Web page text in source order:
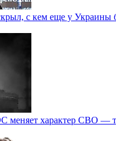
с кем еще у Украины
меняет характер СВО —